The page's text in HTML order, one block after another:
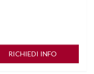
RICHIEDI INFO